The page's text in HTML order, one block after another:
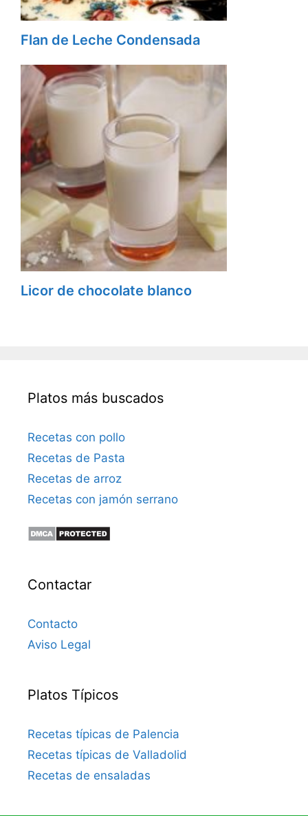
Flan de Leche Condensada
Licor de chocolate blanco
Platos más buscados
Recetas con pollo
Recetas de Pasta
Recetas de arroz
Recetas con jamón serrano
Contactar
Contacto
Aviso Legal
Platos Típicos
Recetas típicas de Palencia
Recetas típicas de Valladolid
Recetas de ensaladas